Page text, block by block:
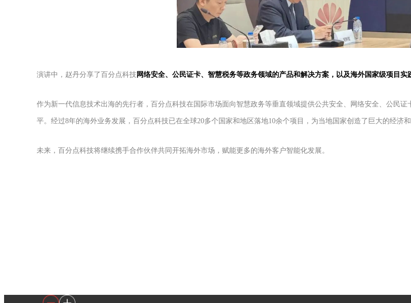
演讲中，赵丹分享了百分点科技网络安全、公民证卡、智慧税务等政务领域的产品和解决方案，以及海外国家级项目实
作为新一代信息技术出海的先行者，百分点科技在国际市场面向智慧政务等垂直领域提供公共安全、网络安全、公民
平。经过8年的海外业务发展，百分点科技已在全球20多个国家和地区落地10余个项目，为当地国家创造了巨大的经济
未来，百分点科技将继续携手合作伙伴共同开拓海外市场，赋能更多的海外客户智能化发展。